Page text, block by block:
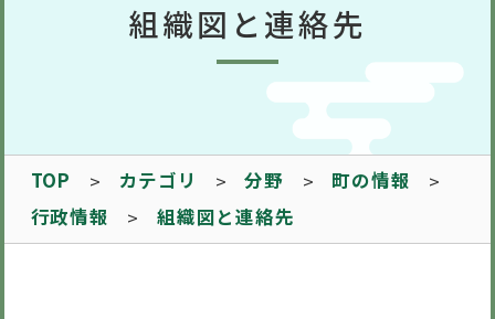
組織図と連絡先
TOP カテゴリ 分野
町の情報
行政情報
組織図と連絡先